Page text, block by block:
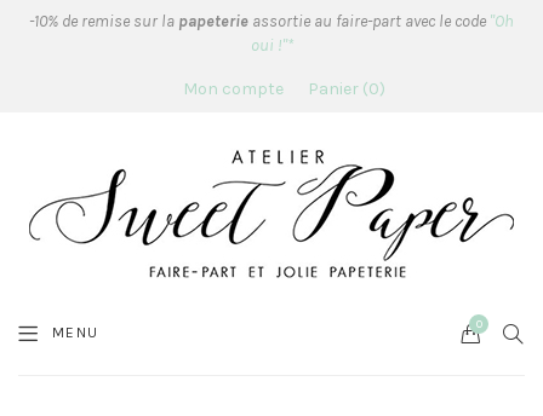
-10% de remise sur la papeterie assortie au faire-part avec le code "Oh
oui !"*
Mon compte Panier 0
MENU Cart
0